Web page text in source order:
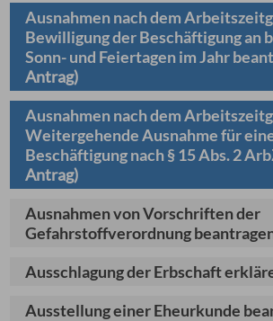
Ausnahmen nach dem
Bewilligung der Beschäftigung an
Sonn- und Feiertagen im Jahr
Antrag)
Ausnahmen nach dem
Weitergehende Ausnahme für
Beschäftigung nach § 15 Abs. 2
Antrag)
Ausnahmen von Vorschriften der
Gefahrstoffverordnung
Ausschlagung der Erbschaft
Ausstellung einer Eheurkunde